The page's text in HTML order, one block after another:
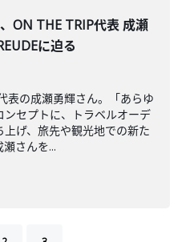
ON THE TRIP代表 成瀬
に迫る
表の成瀬勇輝さん。「あらゆ
セプトに、トラベルオーデ
げ、旅先や観光地での新た
さんを...